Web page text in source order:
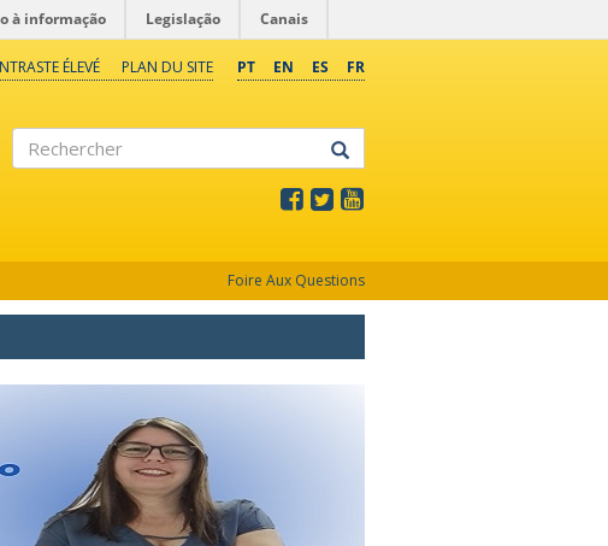
à informação Legislação Canais
PT EN ES FR
ÉLEVÉ PLAN DU SITE
Foire Aux Questions